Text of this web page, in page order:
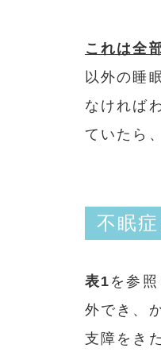
これは全
以外の睡
なければ
ていたら
不眠
表1 を参
外でき、
支障をき